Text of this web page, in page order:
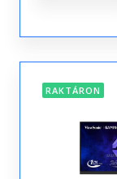
RAKTÁRON